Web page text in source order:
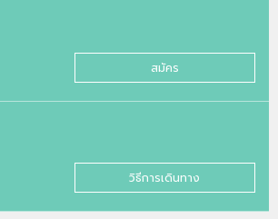
สมัคร
วิธีการเดินทาง